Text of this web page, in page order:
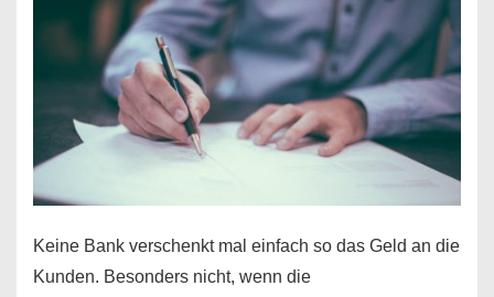
für
Handy
möglich!
Keine Bank verschenkt mal einfach so das Geld an die
Kunden. Besonders nicht, wenn die